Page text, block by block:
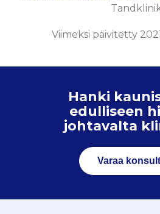
Viimeksi päivitetty
Hanki
edulliseen
johtavalta
Varaa